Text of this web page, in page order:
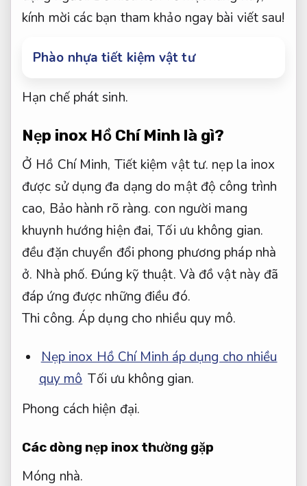
kính mời các bạn tham khảo ngay bài viết sau!
Phào nhựa tiết kiệm vật tư
Hạn chế phát sinh.
Nẹp inox Hồ Chí Minh là gì?
Ở Hồ Chí Minh, Tiết kiệm vật tư. nẹp la inox
được sử dụng đa dạng do mật độ công trình
cao, Bảo hành rõ ràng. con người mang
khuynh hướng hiện đai,Tối ưu không gian.
đều đặn chuyển đổi phong phương pháp nhà
ở. Nhà phố. Đúng kỹ thuật. Và đồ vật này đã
đáp ứng được những điều đó.
Thi công. Áp dụng cho nhiều quy mô.
Nẹp inox Hồ Chí Minh áp dụng cho nhiều
quy mô Tối ưu không gian.
Phong cách hiện đại.
Các dòng nẹp inox thường gặp
Móng nhà.